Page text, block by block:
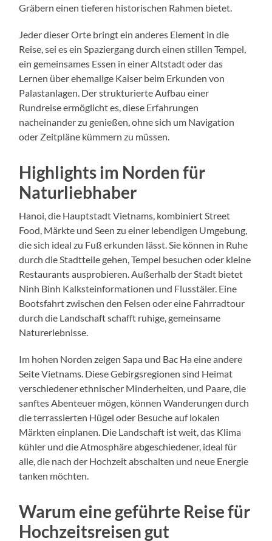
Gräbern einen tieferen historischen Rahmen bietet.
Jeder dieser Orte bringt ein anderes Element in die
Reise, sei es ein Spaziergang durch einen stillen Tempel,
ein gemeinsames Essen in einer Altstadt oder das
Lernen über ehemalige Kaiser beim Erkunden von
Palastanlagen. Der strukturierte Aufbau einer
Rundreise ermöglicht es, diese Erfahrungen
nacheinander zu genießen, ohne sich um Navigation
oder Zeitpläne kümmern zu müssen.
Highlights im Norden für
Naturliebhaber
Hanoi, die Hauptstadt Vietnams, kombiniert Street
Food, Märkte und Seen zu einer lebendigen Umgebung,
die sich ideal zu Fuß erkunden lässt. Sie können in Ruhe
durch die Stadtteile gehen, Tempel besuchen oder kleine
Restaurants ausprobieren. Außerhalb der Stadt bietet
Ninh Binh Kalksteinformationen und Flusstäler. Eine
Bootsfahrt zwischen den Felsen oder eine Fahrradtour
durch die Landschaft schafft ruhige, gemeinsame
Naturerlebnisse.
Im hohen Norden zeigen Sapa und Bac Ha eine andere
Seite Vietnams. Diese Gebirgsregionen sind Heimat
verschiedener ethnischer Minderheiten, und Paare, die
sanftes Abenteuer mögen, können Wanderungen durch
die terrassierten Hügel oder Besuche auf lokalen
Märkten einplanen. Die Landschaft ist weit, das Klima
kühler und die Atmosphäre abgeschiedener, ideal für
alle, die nach der Hochzeit abschalten und neue Energie
tanken möchten.
Warum eine geführte Reise für
Hochzeitsreisen gut